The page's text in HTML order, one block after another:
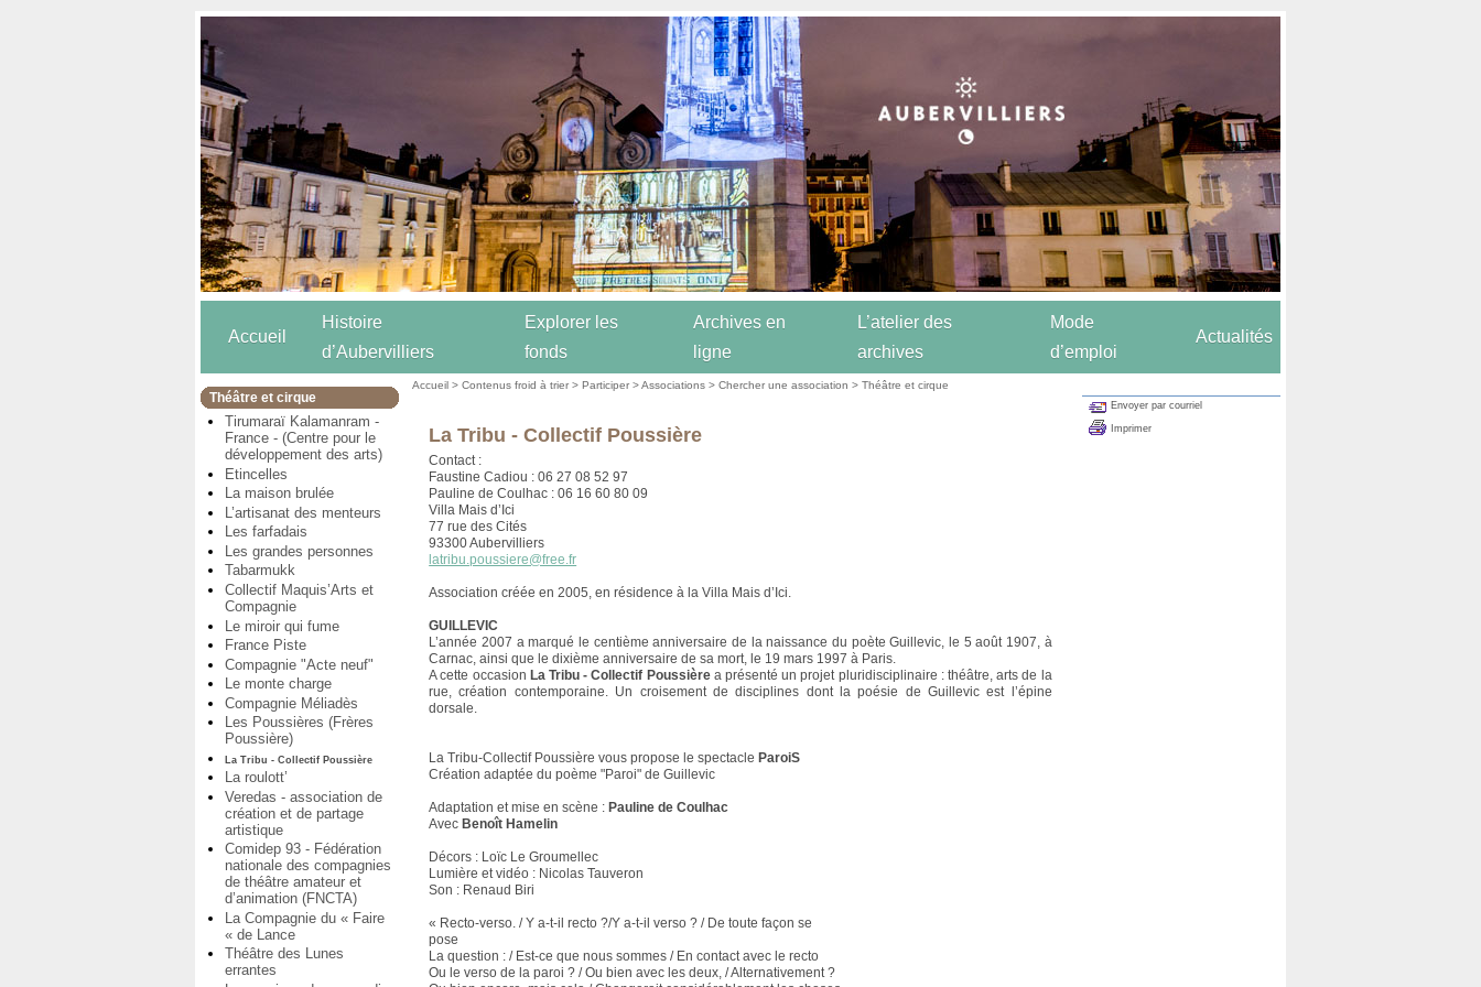
Accueil
Histoire
d’Aubervilliers
Explorer les
fonds
Archives en
ligne
L’atelier des
archives
Mode
d’emploi
Actualités
Théâtre et cirque
Tirumaraï Kalamanram -
France - (Centre pour le
développement des arts)
Etincelles
La maison brulée
L’artisanat des menteurs
Les farfadais
Les grandes personnes
Tabarmukk
Collectif Maquis’Arts et
Compagnie
Le miroir qui fume
France Piste
Compagnie "Acte neuf"
Le monte charge
Compagnie Méliadès
Les Poussières (Frères
Poussière)
La Tribu - Collectif Poussière
La roulott’
Veredas - association de
création et de partage
artistique
Comidep 93 - Fédération
nationale des compagnies
de théâtre amateur et
d’animation (FNCTA)
La Compagnie du « Faire
« de Lance
Théâtre des Lunes
errantes
Accueil >Contenus froid à trier >Participer >Associations >Chercher une association >Théâtre et cirque
La Tribu - Collectif Poussière
Contact :
Faustine Cadiou : 06 27 08 52 97
Pauline de Coulhac : 06 16 60 80 09
Villa Mais d’Ici
77 rue des Cités
93300 Aubervilliers
latribu.poussiere@free.fr
Association créée en 2005, en résidence à la Villa Mais d’Ici.
GUILLEVIC
L’année 2007 a marqué le centième anniversaire de la naissance du poète Guillevic, le 5 août 1907, à
Carnac, ainsi que le dixième anniversaire de sa mort, le 19 mars 1997 à Paris.
A cette occasion La Tribu - Collectif Poussièrea présenté un projet pluridisciplinaire : théâtre, arts de la
rue, création contemporaine. Un croisement de disciplines dont la poésie de Guillevic est l’épine
dorsale.
La Tribu-Collectif Poussière vous propose le spectacle ParoiS
Création adaptée du poème "Paroi" de Guillevic
Adaptation et mise en scène : Pauline de Coulhac
Avec Benoît Hamelin
Décors : Loïc Le Groumellec
Lumière et vidéo : Nicolas Tauveron
Son : Renaud Biri
« Recto-verso. / Y a-t-il recto ?/Y a-t-il verso ? / De toute façon se
pose
La question : / Est-ce que nous sommes / En contact avec le recto
Ou le verso de la paroi ? / Ou bien avec les deux, / Alternativement ?
Envoyer par courriel
Imprimer